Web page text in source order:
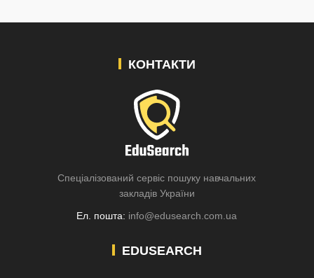
КОНТАКТИ
Спеціалізований сервіс пошуку навчальних
закладів України
Ел. пошта: info@edusearch.com.ua
EDUSEARCH